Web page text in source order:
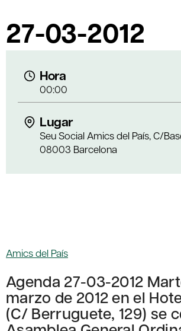
27-03-2012
Hora
00:00
Lugar
Seu Social Amics del País, C/
08003 Barcelona
Amics del País
Agenda 27-03-2012
marzo de 2012 en el
(C/ Berruguete, 129) se